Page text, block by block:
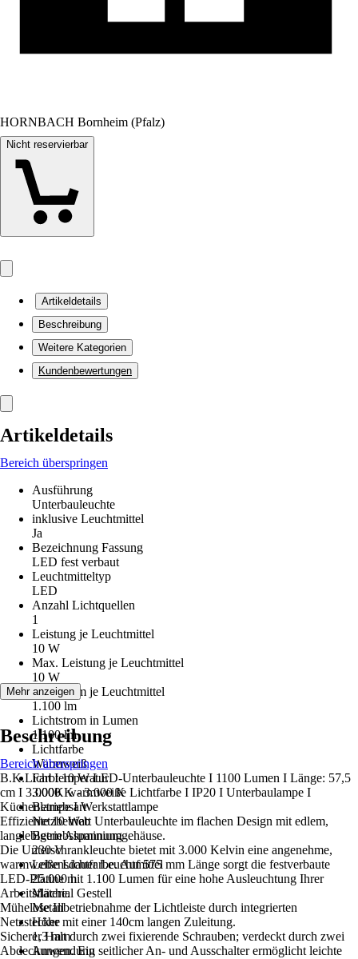
HORNBACH Bornheim (Pfalz)
Nicht reservierbar
Artikeldetails
Beschreibung
Weitere Kategorien
Kundenbewertungen
Artikeldetails
Bereich überspringen
Ausführung
Unterbauleuchte
inklusive Leuchtmittel
Ja
Bezeichnung Fassung
LED fest verbaut
Leuchtmitteltyp
LED
Anzahl Lichtquellen
1
Leistung je Leuchtmittel
10 W
Max. Leistung je Leuchtmittel
10 W
Lichtstrom je Leuchtmittel
1.100 lm
Lichtstrom in Lumen
1.100 lm
Lichtfarbe
Warmweiß
Farbtemperatur
3.000 K - 3.000 K
Betriebsart
Netzbetrieb
Betriebsspannung
230 V
Lebensdauer Leuchtmittel
25.000 h
Material Gestell
Metall
Höhe
1,3 mm
Anwendung
Mehr anzeigen
Beschreibung
Bereich überspringen
B.K.Licht I 10 W LED-Unterbauleuchte I 1100 Lumen I Länge: 57,5
cm I 3.000K warmweiße Lichtfarbe I IP20 I Unterbaulampe I
Küchenlampe I Werkstattlampe
Effiziente 10 Watt Unterbauleuchte im flachen Design mit edlem,
langlebigem Aluminiumgehäuse.
Die Unterschrankleuchte bietet mit 3.000 Kelvin eine angenehme,
warmweiße Lichtfarbe. Auf 575 mm Länge sorgt die festverbaute
LED-Platine mit 1.100 Lumen für eine hohe Ausleuchtung Ihrer
Arbeitsfläche.
Mühelose Inbetriebnahme der Lichtleiste durch integrierten
Netzstecker mit einer 140cm langen Zuleitung.
Sicherer Halt durch zwei fixierende Schrauben; verdeckt durch zwei
Abdeckungen. Ein seitlicher An- und Ausschalter ermöglicht leichte